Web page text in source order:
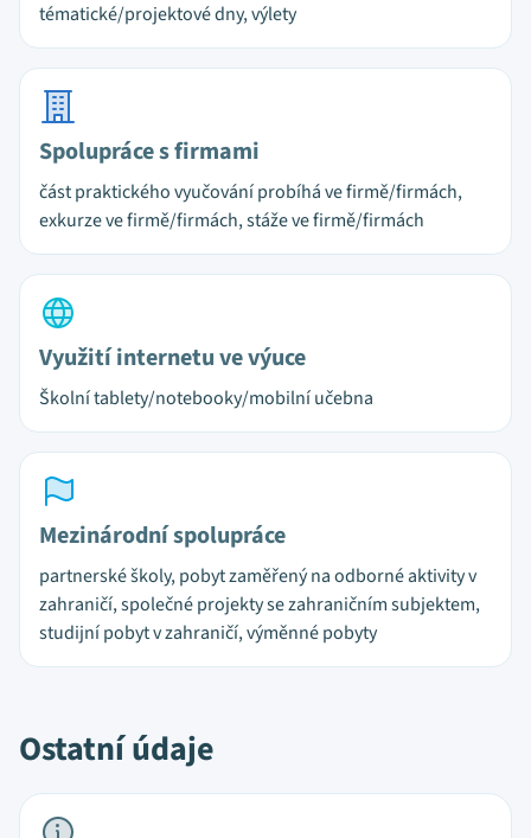
tématické/projektové dny, výlety
Spolupráce s firmami
část praktického vyučování probíhá ve firmě/firmách,
exkurze ve firmě/firmách, stáže ve firmě/firmách
Využití internetu ve výuce
Školní tablety/notebooky/mobilní učebna
Mezinárodní spolupráce
partnerské školy, pobyt zaměřený na odborné aktivity v
zahraničí, společné projekty se zahraničním subjektem,
studijní pobyt v zahraničí, výměnné pobyty
Ostatní údaje